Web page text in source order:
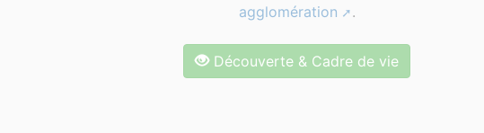
agglomération
.
Découverte & Cadre de vie